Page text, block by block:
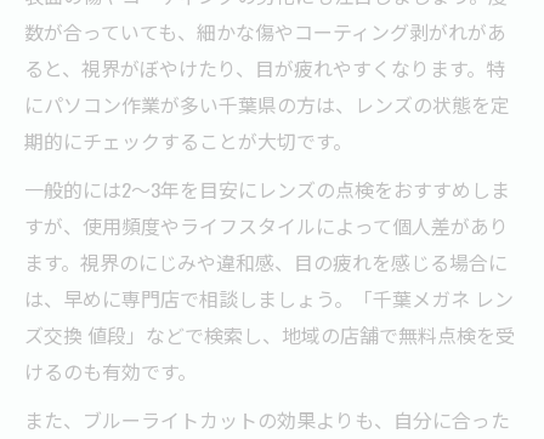
数が合っていても、細かな傷やコーティング剥がれがあ
ると、視界がぼやけたり、目が疲れやすくなります。特
にパソコン作業が多い千葉県の方は、レンズの状態を定
期的にチェックすることが大切です。
一般的には2～3年を目安にレンズの点検をおすすめしま
すが、使用頻度やライフスタイルによって個人差があり
ます。視界のにじみや違和感、目の疲れを感じる場合に
は、早めに専門店で相談しましょう。「千葉メガネ レン
ズ交換 値段」などで検索し、地域の店舗で無料点検を受
けるのも有効です。
また、ブルーライトカットの効果よりも、自分に合った